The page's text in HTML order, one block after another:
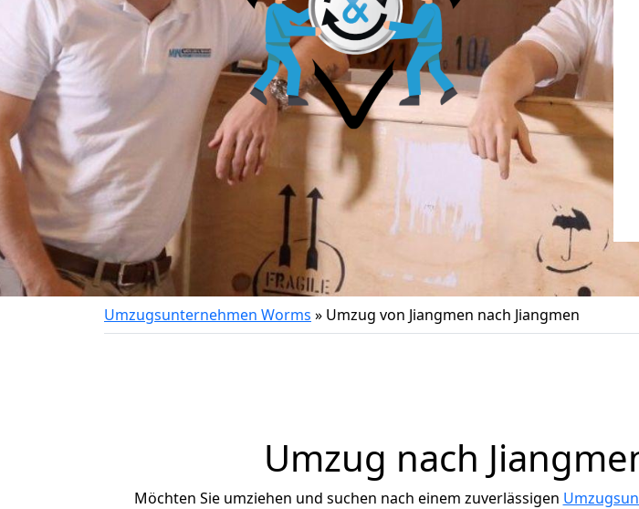
Umzugsunternehmen Worms » Umzug von Jiangmen nach Jiangmen
Umzug nach
Möchten Sie umziehen und suchen nach einem zuverlässigen